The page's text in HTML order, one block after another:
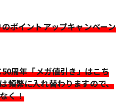
ポイントアップキャンペーン
周年「メガ値引き」はこち
頻繁に入れ替わりますので、
く！